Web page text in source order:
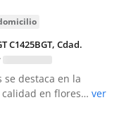
C1425BGT, Cdad.
·
se destaca en la
calidad en flores… ver